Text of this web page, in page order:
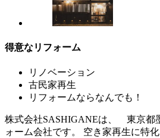
得意なリフォーム
リノベーション
古民家再生
リフォームならなんでも！
株式会社SASHIGANEは、 東京都
ォーム会社です。 空き家再生に特